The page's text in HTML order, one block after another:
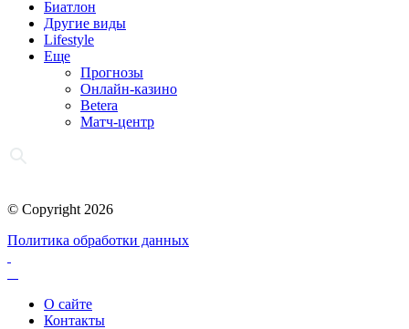
Биатлон
Другие виды
Lifestyle
Еще
Прогнозы
Онлайн-казино
Betera
Матч-центр
© Copyright 2026
Политика обработки данных
О сайте
Контакты